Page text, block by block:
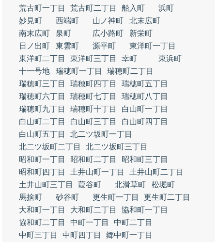
荒古町一丁目
荒古町二丁目 船入町
浜町
妙見町
西端町 山ノ神町
北末広町
南末広町
泉町 広小路町
新栄町
日ノ出町
東雲町 源平町
東洋町一丁目
東洋町二丁目
東洋町三丁目 幸町
東浜町
十一号地
瑞穂町一丁目
瑞穂町二丁目
瑞穂町三丁目
瑞穂町四丁目
瑞穂町五丁目
瑞穂町六丁目
瑞穂町七丁目
瑞穂町八丁目
瑞穂町九丁目
瑞穂町十丁目
白山町一丁目
白山町二丁目
白山町三丁目
白山町四丁目
白山町五丁目
北二ツ坂町一丁目
北二ツ坂町二丁目
北二ツ坂町三丁目
昭和町一丁目
昭和町二丁目
昭和町三丁目
昭和町四丁目
土井山町一丁目
土井山町二丁目
土井山町三丁目
葭谷町 北滑草町
松堀町
馬捨町
砂谷町 更生町一丁目
更生町二丁目
大和町一丁目
大和町二丁目
協和町一丁目
協和町二丁目
中町一丁目
中町二丁目
中町三丁目
中町四丁目
郷中町一丁目